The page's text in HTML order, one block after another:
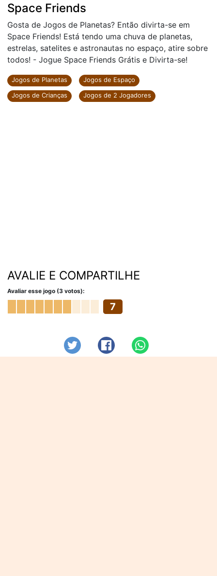
Space Friends
Gosta de Jogos de Planetas? Então divirta-se em
Space Friends! Está tendo uma chuva de planetas,
estrelas, satelites e astronautas no espaço, atire sobre
todos! - Jogue Space Friends Grátis e Divirta-se!
Jogos de Planetas
Jogos de Espaço
Jogos de Crianças
Jogos de 2 Jogadores
AVALIE E COMPARTILHE
Avaliar esse jogo (3 votos):
7